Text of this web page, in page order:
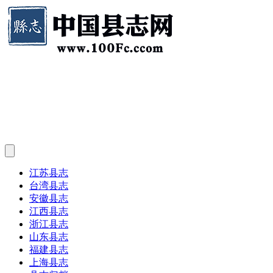
江苏县志
台湾县志
安徽县志
江西县志
浙江县志
山东县志
福建县志
上海县志